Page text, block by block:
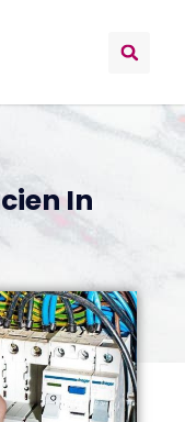
In